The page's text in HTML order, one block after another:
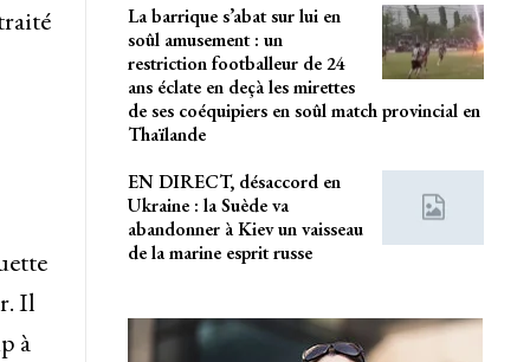
Il
à
La barrique s’abat sur lui en
soûl amusement : un
restriction footballeur de 24
ans éclate en deçà les mirettes
de ses coéquipiers en soûl match provincial en
Thaïlande
EN DIRECT, désaccord en
Ukraine : la Suède va
abandonner à Kiev un vaisseau
de la marine esprit russe